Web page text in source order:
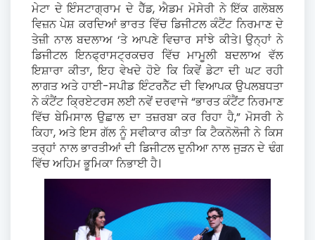
ਮੇਟਾ ਦੇ ਇੰਸਟਾਗ੍ਰਾਮ ਦੇ ਹੈੱਡ, ਐਡਮ ਮੋਸੇਰੀ ਨੇ ਇੱਕ ਗਲੋਬਲ
ਵਿਜ਼ਨ ਪੇਸ਼ ਕਰਦਿਆਂ ਭਾਰਤ ਵਿੱਚ ਡਿਜੀਟਲ ਕੰਟੈਂਟ ਨਿਰਮਾਣ ਦੇ
ਤੇਜ਼ੀ ਨਾਲ ਬਦਲਾਅ ‘ਤੇ ਆਪਣੇ ਵਿਚਾਰ ਸਾਂਝੇ ਕੀਤੇ। ਉਨ੍ਹਾਂ ਨੇ
ਡਿਜੀਟਲ ਇਨਫ੍ਰਾਸਟ੍ਰਕਚਰ ਵਿੱਚ ਮਾਮੂਲੀ ਬਦਲਾਅ ਵੱਲ
ਇਸ਼ਾਰਾ ਕੀਤਾ, ਇਹ ਵੇਖਦੇ ਹੋਏ ਕਿ ਕਿਵੇਂ ਡੇਟਾ ਦੀ ਘਟ ਰਹੀ
ਲਾਗਤ ਅਤੇ ਹਾਈ-ਸਪੀਡ ਇੰਟਰਨੈੱਟ ਦੀ ਵਿਆਪਕ ਉਪਲਬਧਤਾ
ਨੇ ਕੰਟੈਂਟ ਕ੍ਰਿਏਟਰਸ ਲਈ ਨਵੇਂ ਦਰਵਾਜੇ “ਭਾਰਤ ਕੰਟੈਂਟ ਨਿਰਮਾਣ
ਵਿੱਚ ਬੇਮਿਸਾਲ ਉਛਾਲ ਦਾ ਤਜ਼ਰਬਾ ਕਰ ਰਿਹਾ ਹੈ,” ਮੋਸਰੀ ਨੇ
ਕਿਹਾ, ਅਤੇ ਇਸ ਗੱਲ ਨੂੰ ਸਵੀਕਾਰ ਕੀਤਾ ਕਿ ਟੈਕਨੋਲੋਜੀ ਨੇ ਕਿਸ
ਤਰ੍ਹਾਂ ਨਾਲ ਭਾਰਤੀਆਂ ਦੀ ਡਿਜੀਟਲ ਦੁਨੀਆ ਨਾਲ ਜੁੜਨ ਦੇ ਢੰਗ
ਵਿੱਚ ਅਹਿਮ ਭੂਮਿਕਾ ਨਿਭਾਈ ਹੈ।